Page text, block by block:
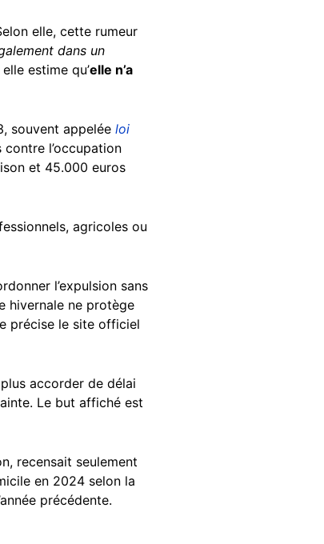
elle, cette rumeur
dans un
elle estime qu’elle n’a
souvent appelée loi
l’occupation
et 45.000 euros
agricoles ou
l’expulsion sans
hivernale ne protège
précise le site officiel
accorder de délai
Le but affiché est
recensait seulement
en 2024 selon la
précédente.